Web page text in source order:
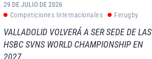
29 DE JULIO DE 2026
Competiciones Internacionales
Ferugby
VALLADOLID VOLVERÁ A SER SEDE DE LAS
HSBC SVNS WORLD CHAMPIONSHIP EN
2027